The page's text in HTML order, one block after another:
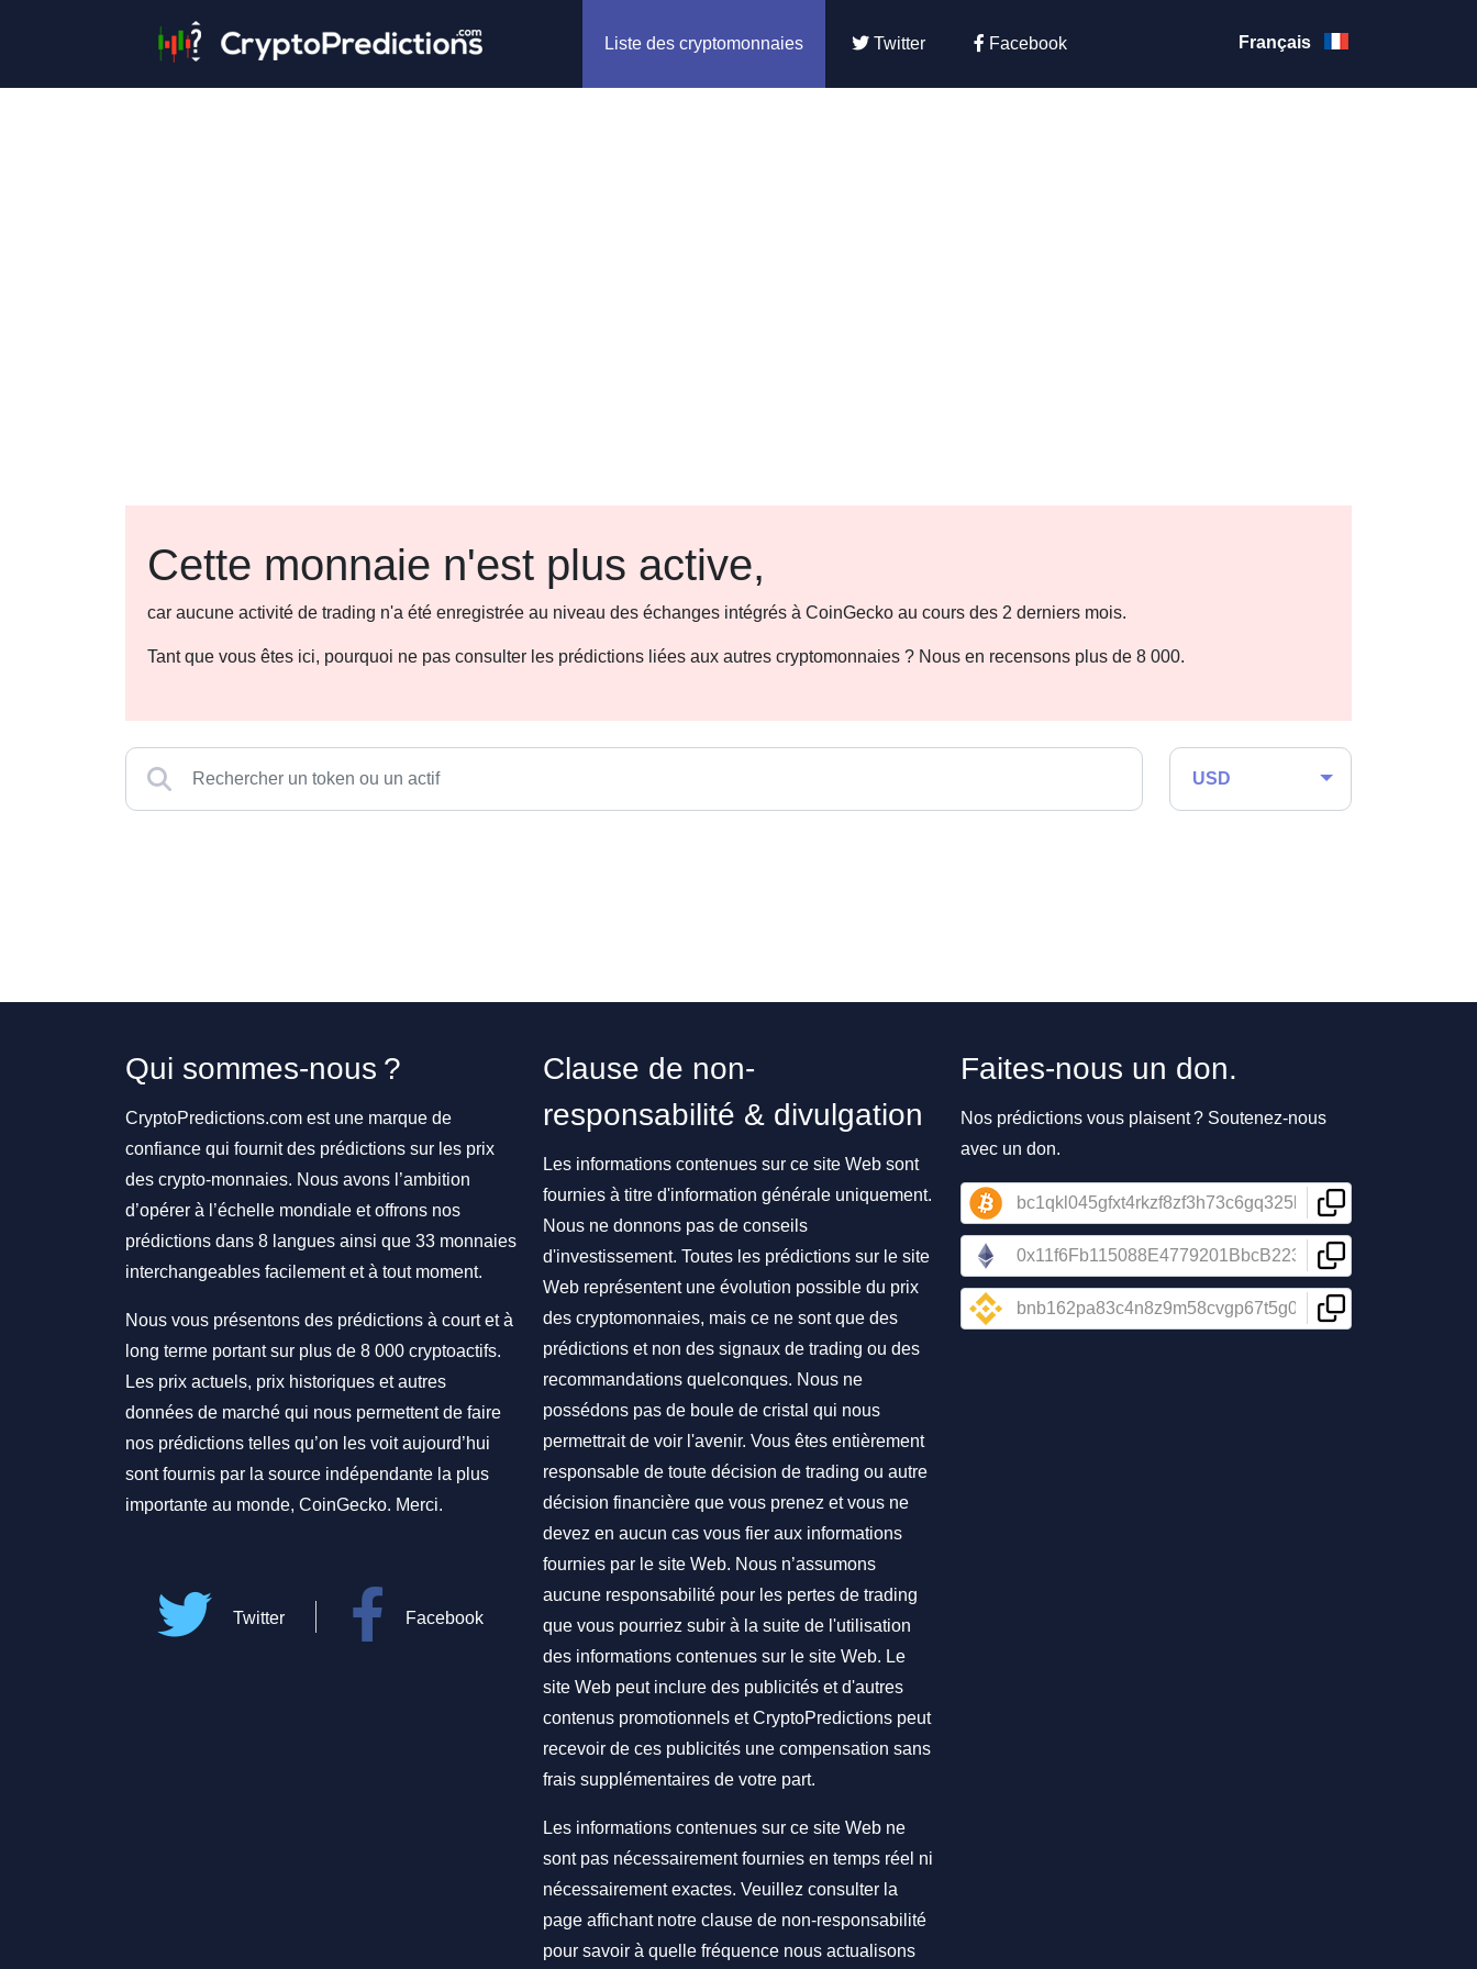
Liste des cryptomonnaies Twitter Facebook Français
Cette monnaie n'est plus active,
car aucune activité de trading n'a été enregistrée au niveau des échanges intégrés à CoinGecko au cours des 2 derniers mois.
Tant que vous êtes ici, pourquoi ne pas consulter les prédictions liées aux autres cryptomonnaies ? Nous en recensons plus de 8 000.
USD
Qui sommes-nous ?
CryptoPredictions.com est une marque de
confiance qui fournit des prédictions sur les prix
des crypto-monnaies. Nous avons l’ambition
d’opérer à l’échelle mondiale et offrons nos
prédictions dans 8 langues ainsi que 33 monnaies
interchangeables facilement et à tout moment.
Nous vous présentons des prédictions à court et à
long terme portant sur plus de 8 000 cryptoactifs.
Les prix actuels, prix historiques et autres
données de marché qui nous permettent de faire
nos prédictions telles qu’on les voit aujourd’hui
sont fournis par la source indépendante la plus
importante au monde, CoinGecko. Merci.
Twitter Facebook
Clause de non-
responsabilité & divulgation
Les informations contenues sur ce site Web sont
fournies à titre d'information générale uniquement.
Nous ne donnons pas de conseils
d'investissement. Toutes les prédictions sur le site
Web représentent une évolution possible du prix
des cryptomonnaies, mais ce ne sont que des
prédictions et non des signaux de trading ou des
recommandations quelconques. Nous ne
possédons pas de boule de cristal qui nous
permettrait de voir l'avenir. Vous êtes entièrement
responsable de toute décision de trading ou autre
décision financière que vous prenez et vous ne
devez en aucun cas vous fier aux informations
fournies par le site Web. Nous n’assumons
aucune responsabilité pour les pertes de trading
que vous pourriez subir à la suite de l'utilisation
des informations contenues sur le site Web. Le
site Web peut inclure des publicités et d'autres
contenus promotionnels et CryptoPredictions peut
recevoir de ces publicités une compensation sans
frais supplémentaires de votre part.
Les informations contenues sur ce site Web ne
sont pas nécessairement fournies en temps réel ni
nécessairement exactes. Veuillez consulter la
page affichant notre clause de non-responsabilité
pour savoir à quelle fréquence nous actualisons
Faites-nous un don.
Nos prédictions vous plaisent ? Soutenez-nous
avec un don.